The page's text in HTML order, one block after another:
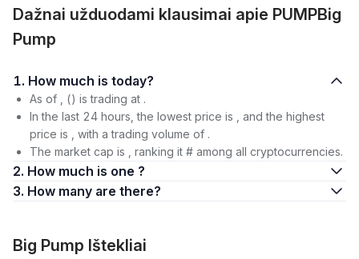
Dažnai užduodami klausimai apie PUMPBig
Pump
1. How much is today?
As of , () is trading at .
In the last 24 hours, the lowest price is , and the highest
price is , with a trading volume of .
The market cap is , ranking it # among all cryptocurrencies.
2. How much is one ?
3. How many are there?
Big Pump Ištekliai